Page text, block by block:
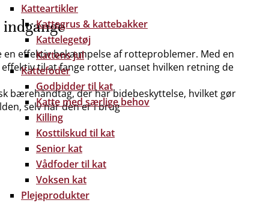
Katteartikler
Kattegrus & kattebakker
Kattelegetøj
Kattens jul
Kattefoder
Godbidder til kat
Katte med særlige behov
Killing
Kosttilskud til kat
Senior kat
Vådfoder til kat
Voksen kat
Plejeprodukter
effektiv bekæmpelse af rotteproblemer. Med en
til at fange rotter, uanset hvilken retning de
bærehåndtag, der har bidebeskyttelse, hvilket gør
selv når den er i brug